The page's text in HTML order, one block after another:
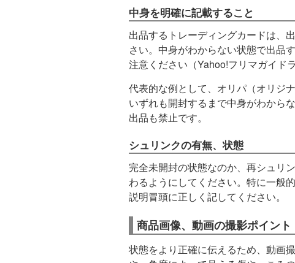
中身を明確に記載すること
出品するトレーディングカードは、
さい。中身がわからない状態で出品
注意ください（Yahoo!フリマガイド
代表的な例として、オリパ（オリジ
いずれも開封するまで中身がわから
出品も禁止です。
シュリンクの有無、状態
完全未開封の状態なのか、再シュリ
わるようにしてください。特に一般
説明冒頭に正しく記してください。
商品画像、動画の撮影ポイント
状態をより正確に伝えるため、動画